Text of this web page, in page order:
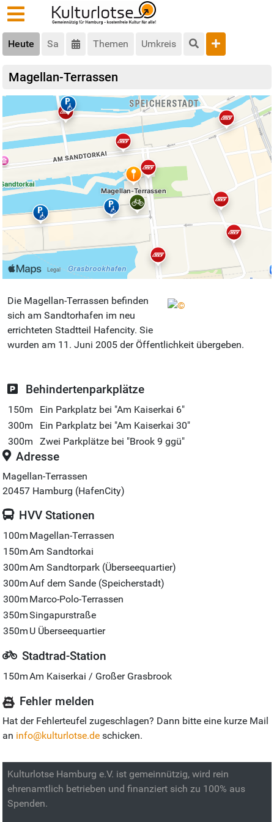
Heute Sa Themen Umkreis
Magellan-Terrassen
Die Magellan-Terrassen befinden
sich am Sandtorhafen im neu
errichteten Stadtteil Hafencity. Sie
wurden am 11. Juni 2005 der Öffentlichkeit übergeben.
Behindertenparkplätze
150m
Ein Parkplatz bei "Am Kaiserkai 6"
300m
Ein Parkplatz bei "Am Kaiserkai 30"
300m
Zwei Parkplätze bei "Brook 9 ggü"
Adresse
Magellan-Terrassen
20457 Hamburg (HafenCity)
HVV Stationen
100m Magellan-Terrassen
150mAm Sandtorkai
300mAm Sandtorpark (Überseequartier)
300mAuf dem Sande (Speicherstadt)
300m Marco-Polo-Terrassen
350mSingapurstraße
350m U Überseequartier
Stadtrad-Station
150mAm Kaiserkai / Großer Grasbrook
Fehler melden
Hat der Fehlerteufel zugeschlagen? Dann bitte eine kurze Mail
an info@kulturlotse.de schicken.
Kulturlotse Hamburg e.V. ist gemeinnützig, wird rein
ehrenamtlich betrieben und finanziert sich zu 100% aus
Spenden.